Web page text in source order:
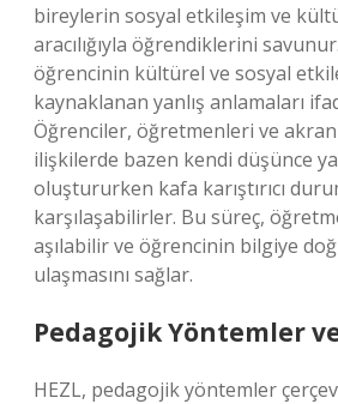
bireylerin sosyal etkileşim ve
aracılığıyla öğrendiklerini
öğrencinin kültürel ve sosyal
kaynaklanan yanlış anlamaları
Öğrenciler, öğretmenleri ve
ilişkilerde bazen kendi düşünce
oluştururken kafa karıştırıcı
karşılaşabilirler. Bu süreç,
aşılabilir ve öğrencinin bilgiye
ulaşmasını sağlar.
Pedagojik Yöntemler
HEZL, pedagojik yöntemler